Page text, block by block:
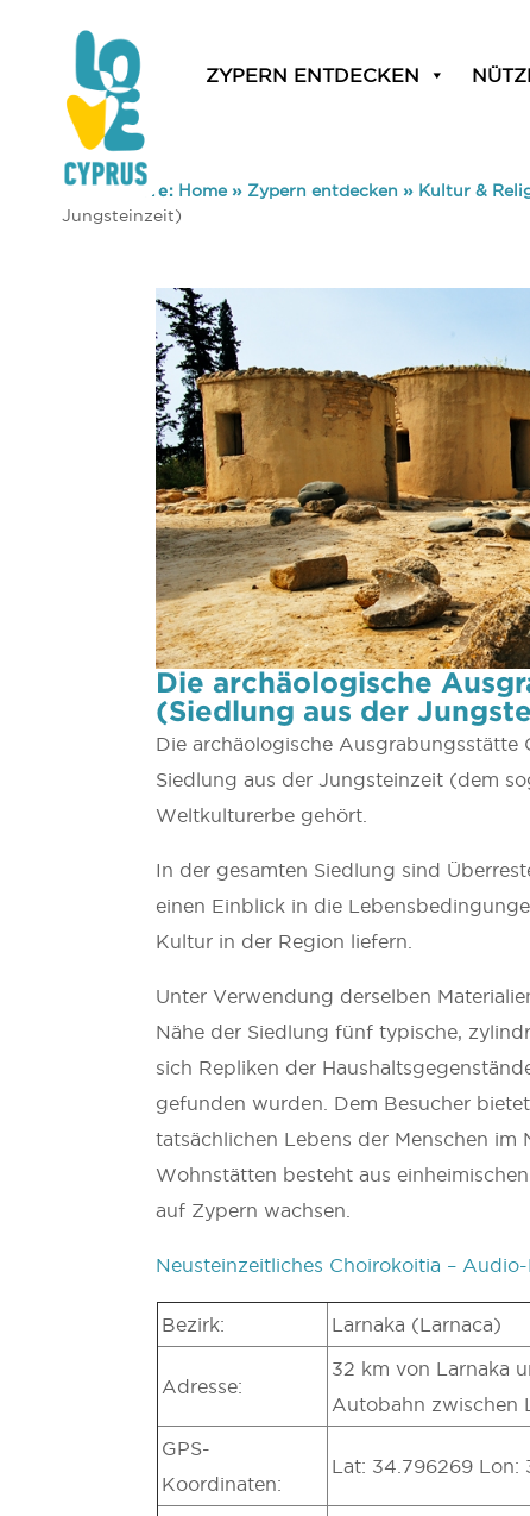
ZYPERN ENTDECKEN
You are here: Home» Zypern entdecken » Kultur &
Jungsteinzeit)
Die archäologische
(Siedlung aus der
Die archäologische Ausgrabungsstätte
Siedlung aus der Jungsteinzeit (dem
Weltkulturerbe gehört.
In der gesamten Siedlung sind
einen Einblick in die
Kultur in der Region liefern.
Unter Verwendung derselben
Nähe der Siedlung fünf typische,
sich Repliken der
gefunden wurden. Dem Besucher
tatsächlichen Lebens der Menschen
Wohnstätten besteht aus
auf Zypern wachsen.
Neusteinzeitliches Choirokoitia –
Bezirk: Larnaka (Larnaca)
Adresse:
32 km von Larnaka
Autobahn zwischen
GPS-
Koordinaten:
Lat: 34.796269 Lon: